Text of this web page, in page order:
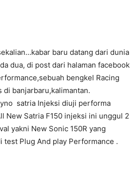
baru datang dari dunia
dua, di post dari halaman facebook
bengkel Racing
di banjarbaru,kalimantan.
satria Injeksi diuji performa
New Satria F150 injeksi ini unggul 2
yakni New Sonic 150R yang
test Plug And play Performance .